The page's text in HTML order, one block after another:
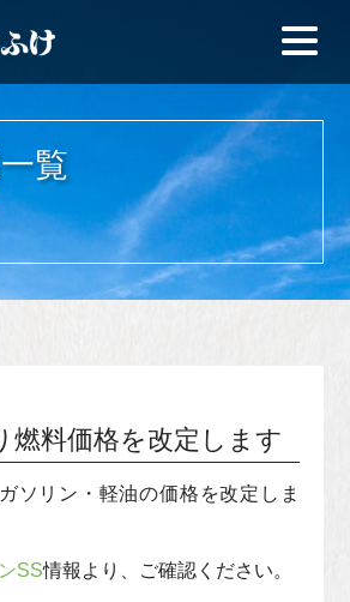
覧
燃料価格を改定します
ソリン・軽油の価格を改定しま
SS情報より、ご確認ください。